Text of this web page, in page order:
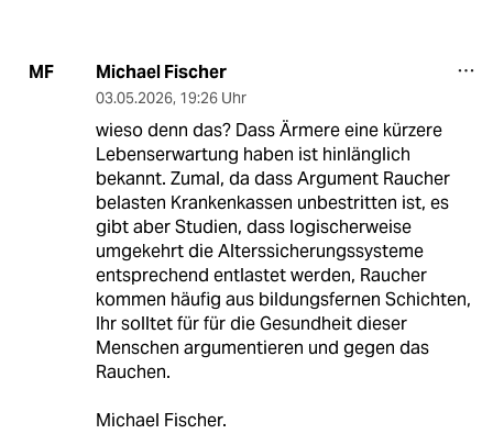
MF Michael Fischer
03.05.2026, 19:26 Uhr
wieso denn das? Dass Ärmere eine kürzere
Lebenserwartung haben ist hinlänglich
bekannt. Zumal, da dass Argument Raucher
belasten Krankenkassen unbestritten ist, es
gibt aber Studien, dass logischerweise
umgekehrt die Alterssicherungssysteme
entsprechend entlastet werden, Raucher
kommen häufig aus bildungsfernen Schichten,
Ihr solltet für für die Gesundheit dieser
Menschen argumentieren und gegen das
Rauchen.
Michael Fischer.